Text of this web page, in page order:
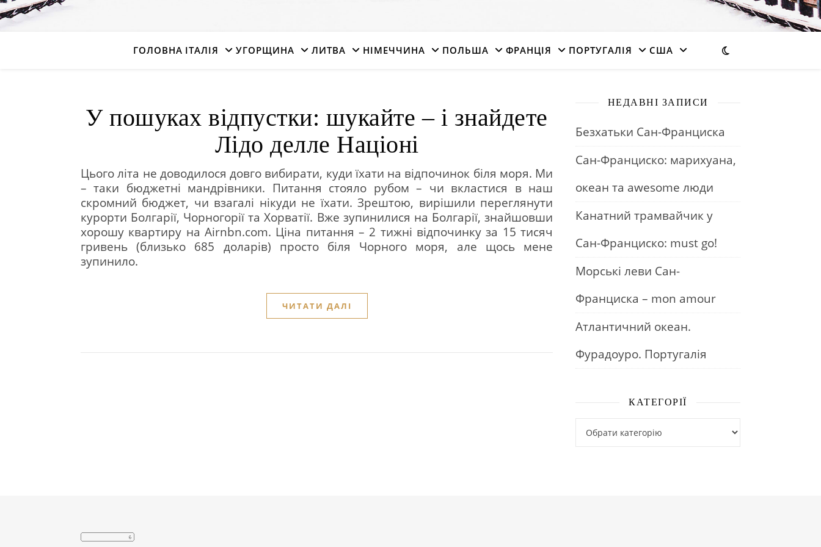
ГОЛОВНА ІТАЛІЯ УГОРЩИНА ЛИТВА НІМЕЧЧИНА ПОЛЬША ФРАНЦІЯ ПОРТУГАЛІЯ США
У пошуках відпустки: шукайте – і знайдете
Лідо делле Націоні
Цього літа не доводилося довго вибирати, куди їхати на відпочинок біля моря. Ми
– таки бюджетні мандрівники. Питання стояло рубом – чи вкластися в наш
скромний бюджет, чи взагалі нікуди не їхати. Зрештою, вирішили переглянути
курорти Болгарії, Чорногорії та Хорватії. Вже зупинилися на Болгарії, знайшовши
хорошу квартиру на Airnbn.com. Ціна питання – 2 тижні відпочинку за 15 тисяч
гривень (близько 685 доларів) просто біля Чорного моря, але щось мене
зупинило.
ЧИТАТИ ДАЛІ
НЕДАВНІ ЗАПИСИ
Безхатьки Сан-Франциска
Сан-Франциско: марихуана,
океан та awesome люди
Канатний трамвайчик у
Сан-Франциско: must go!
Морські леви Сан-
Франциска – mon amour
Атлантичний океан.
Фурадоуро. Португалія
КАТЕГОРІЇ